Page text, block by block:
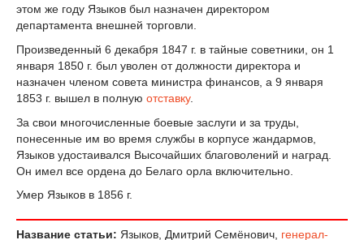
этом же году Языков был назначен директором
департамента внешней торговли.
Произведенный 6 декабря 1847 г. в тайные советники, он 1
января 1850 г. был уволен от должности директора и
назначен членом совета министра финансов, а 9 января
1853 г. вышел в полную отставку.
За свои многочисленные боевые заслуги и за труды,
понесенные им во время службы в корпусе жандармов,
Языков удостаивался Высочайших благоволений и наград.
Он имел все ордена до Белаго орла включительно.
Умер Языков в 1856 г.
Название статьи: Языков, Дмитрий Семёнович, генерал-